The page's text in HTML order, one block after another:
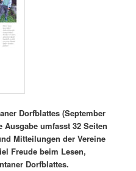
Dorfblattes (September
umfasst 32 Seiten
Mitteilungen der Vereine
Freude beim Lesen,
Dorfblattes.